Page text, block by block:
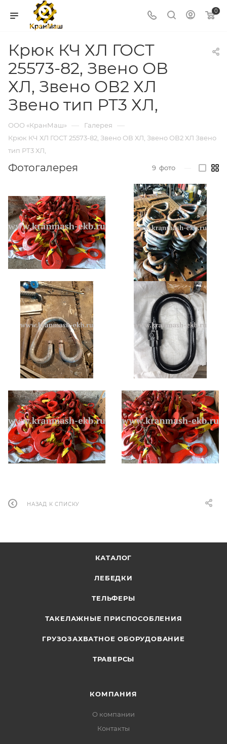
0
Крюк КЧ ХЛ ГОСТ
25573-82, Звено ОВ
ХЛ, Звено ОВ2 ХЛ
Звено тип РТ3 ХЛ,
ООО «КранМаш» — Галерея —
Крюк КЧ ХЛ ГОСТ 25573-82, Звено ОВ ХЛ, Звено ОВ2 ХЛ Звено
тип РТ3 ХЛ,
Фотогалерея 9 фото
НАЗАД К СПИСКУ
КАТАЛОГ
ЛЕБЕДКИ
ТЕЛЬФЕРЫ
ТАКЕЛАЖНЫЕ ПРИСПОСОБЛЕНИЯ
ГРУЗОЗАХВАТНОЕ ОБОРУДОВАНИЕ
ТРАВЕРСЫ
КОМПАНИЯ
О компании
Контакты